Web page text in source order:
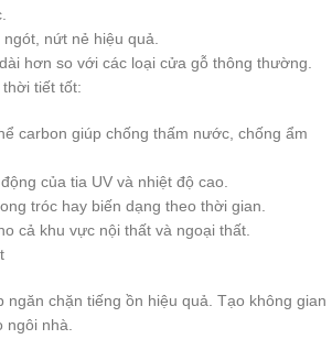
nứt nẻ hiệu quả.
hơn so với các loại cửa gỗ thông thường.
tiết tốt:
carbon giúp chống thấm nước, chống ẩm
của tia UV và nhiệt độ cao.
tróc hay biến dạng theo thời gian.
cả khu vực nội thất và ngoại thất.
ngăn chặn tiếng ồn hiệu quả. Tạo không gian
nhà.